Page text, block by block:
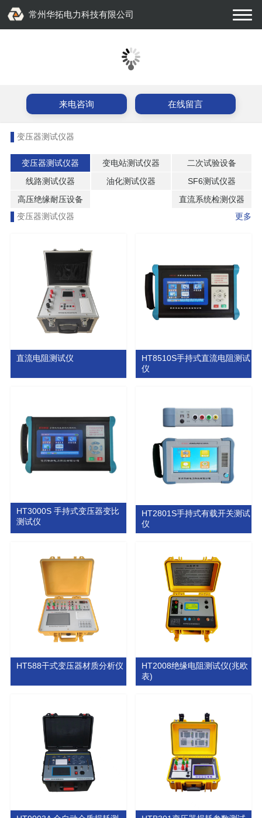
常州华拓电力科技有限公司
来电咨询 在线留言
变压器测试仪器
变压器测试仪器 变电站测试仪器
二次试验设备
线路测试仪器
油化测试仪器
SF6测试仪器
高压绝缘耐压设备
直流系统检测仪器
变压器测试仪器
更多
直流电阻测试仪
HT8510S手持式直流电阻测试
仪
HT3000S 手持式变压器变比
测试仪
HT2801S手持式有载开关测试
仪
HT588干式变压器材质分析仪
HT2008绝缘电阻测试仪(兆欧
表)